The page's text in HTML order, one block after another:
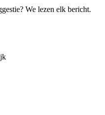
We lezen elk bericht.